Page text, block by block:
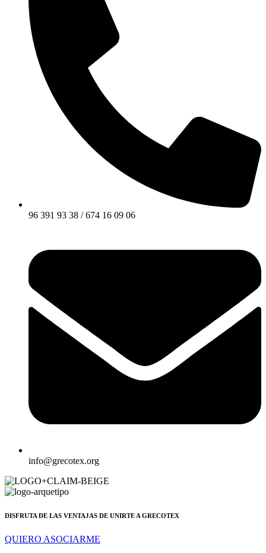
96 391 93 38 / 674 16 09 06
info@grecotex.org
DISFRUTA DE LAS VENTAJAS DE UNIRTE A GRECOTEX
QUIERO ASOCIARME